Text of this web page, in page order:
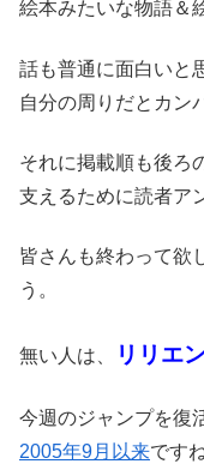
絵本みたいな物語＆
話も普通に面白いと
自分の周りだとカン
それに掲載順も後ろ
支えるために読者ア
皆さんも終わって欲
う。
無い人は、 リリエ
今週のジャンプを復
2005年9月以来です